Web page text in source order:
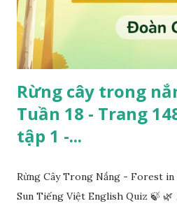
Rừng cây trong
Tuần 18 - Trang
tập 1 -...
Rừng Cây Trong Nắng - Forest
Sun Tiếng Việt English Quiz 🍃